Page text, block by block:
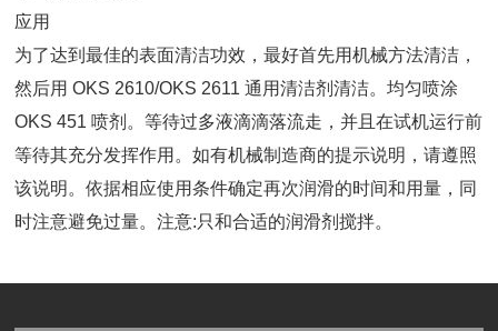
应用
为了达到最佳的表面清洁功效，最好首先用机械方法清洁，
然后用 OKS 2610/OKS 2611 通用清洁剂清洁。均匀喷涂
OKS 451 喷剂。等待过多液滴滴落流走，并且在试机运行前
等待其充分发挥作用。如有机械制造商的提示说明，请遵照
该说明。依据相应使用条件确定再次润滑的时间和用量，同
时注意避免过量。注意:只和合适的润滑剂搅拌。